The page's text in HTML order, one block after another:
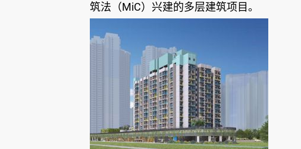
筑法（MiC）兴建的多层建筑项目。